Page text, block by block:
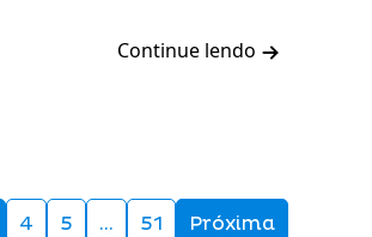
Continue lendo
4 5 … 51 Próxima